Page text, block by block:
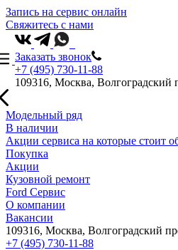
Запись на сервис онлайн
Свяжитесь с нами
Заказать звонок
+7 (495) 730-11-88
109316, Москва, Волгоградский
Модельный ряд
В наличии
Акции сервиса на которые стоит
Покупка
Акции
Кузовной ремонт
Ford Сервис
О компании
Вакансии
109316, Москва, Волгоградский
+7 (495) 730-11-88